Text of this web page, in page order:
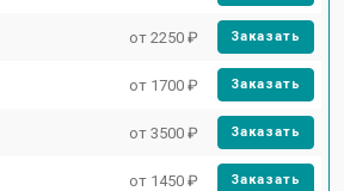
от 2250 ₽ Заказать
от 1700 ₽ Заказать
от 3500 ₽ Заказать
от 1450 ₽ Заказать